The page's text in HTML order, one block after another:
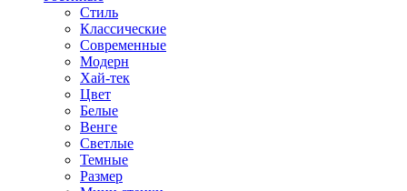
Стиль
Классические
Современные
Модерн
Хай-тек
Цвет
Белые
Венге
Светлые
Темные
Размер